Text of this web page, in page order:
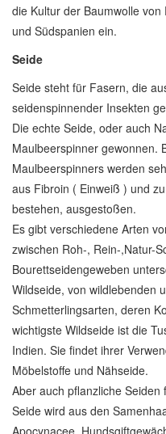
die Kultur der Baumwolle
und Südspanien ein.
Seide
Seide steht für Fasern, die
seidenspinnender Insekten
Die echte Seide, oder auch
Maulbeerspinner gewonnen.
Maulbeerspinners werden
aus Fibroin ( Einweiß ) und
bestehen, ausgestoßen.
Es gibt verschiedene Arten
zwischen Roh-, Rein-,Natur-
Bourettseidengeweben
Wildseide, von wildlebenden
Schmetterlingsarten, deren
wichtigste Wildseide ist die
Indien. Sie findet ihrer
Möbelstoffe und Nähseide.
Aber auch pflanzliche
Seide wird aus den
Apocynacee,